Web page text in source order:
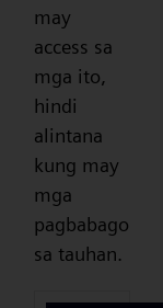
may
access sa
mga ito,
hindi
alintana
kung may
mga
pagbabago
sa tauhan.